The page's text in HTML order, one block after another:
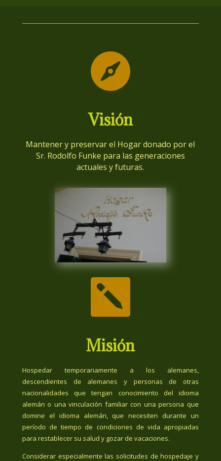

Visión
Mantener y preservar el Hogar donado por el
Sr. Rodolfo Funke para las generaciones
actuales y futuras.

Misión
Hospedar temporariamente a los alemanes,
descendientes de alemanes y personas de otras
nacionalidades que tengan conocimiento del idioma
alemán o una vinculación familiar con una persona que
domine el idioma alemán, que necesiten durante un
período de tiempo de condiciones de vida apropiadas
para restablecer su salud y gozar de vacaciones.
Considerar especialmente las solicitudes de hospedaje y